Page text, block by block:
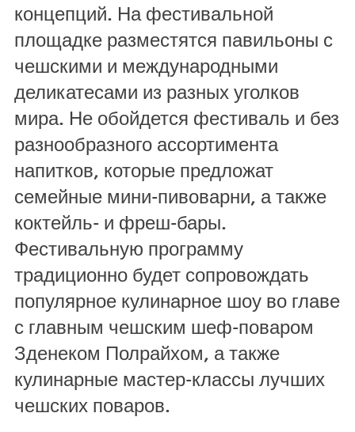
концепций. На фестивальной
площадке разместятся павильоны с
чешскими и международными
деликатесами из разных уголков
мира. Не обойдется фестиваль и без
разнообразного ассортимента
напитков, которые предложат
семейные мини-пивоварни, а также
коктейль- и фреш-бары.
Фестивальную программу
традиционно будет сопровождать
популярное кулинарное шоу во главе
с главным чешским шеф-поваром
Зденеком Полрайхом, а также
кулинарные мастер-классы лучших
чешских поваров.